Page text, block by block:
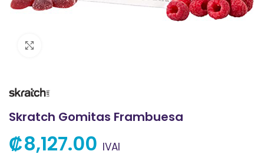
Skratch Gomitas Frambuesa
₡8,127.00 IVAI